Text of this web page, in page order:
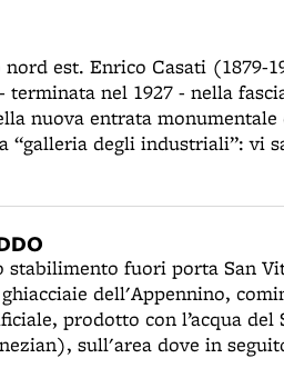
est. Enrico Casati (1879-
nel 1927 - nella
nuova entrata
“galleria degli industriali”: vi
Maccaferri e
l'illuminazione elettrica.
lampade a olio o a
fuori porta San
dell'Appennino,
prodotto con l’acqua del
sull'area dove in
produzione e la distribuzione